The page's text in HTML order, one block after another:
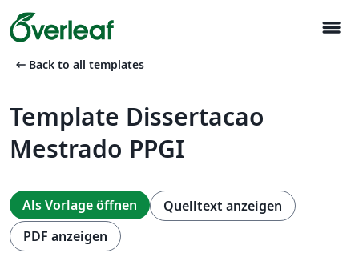
menu
arrow_left_alt Back to all templates
Template Dissertacao
Mestrado PPGI
Als Vorlage öffnen
Quelltext anzeigen
PDF anzeigen